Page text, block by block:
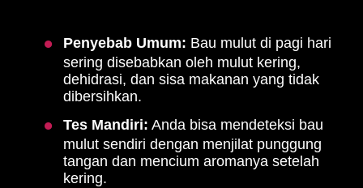
Penyebab Umum: Bau mulut di pagi hari
sering disebabkan oleh mulut kering,
dehidrasi, dan sisa makanan yang tidak
dibersihkan.
Tes Mandiri: Anda bisa mendeteksi bau
mulut sendiri dengan menjilat punggung
tangan dan mencium aromanya setelah
kering.